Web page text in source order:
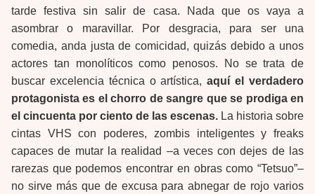
tarde festiva sin salir de casa. Nada que os vaya a
asombrar o maravillar. Por desgracia, para ser una
comedia, anda justa de comicidad, quizás debido a unos
actores tan monolíticos como penosos. No se trata de
buscar excelencia técnica o artística,aquí el verdadero
protagonista es el chorro de sangre que se prodiga en
el cincuenta por ciento de las escenas. La historia sobre
cintas VHS con poderes, zombis inteligentes y freaks
capaces de mutar la realidad –a veces con dejes de las
rarezas que podemos encontrar en obras como “Tetsuo”–
no sirve más que de excusa para abnegar de rojo varios